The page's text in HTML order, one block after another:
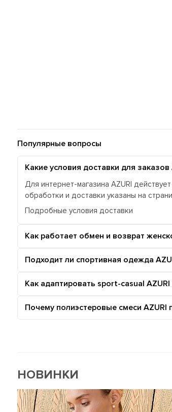
Популярные вопросы
Какие условия доставки для заказов
Для интернет-магазина AZURI
обработки и доставки указаны на
Подробные условия доставки
Как работает обмен и возврат
Подходит ли спортивная одежда
Как адаптировать sport-casual
Почему полиэстеровые смеси AZURI
НОВИНКИ